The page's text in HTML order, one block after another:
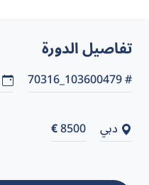
تفاصيل الدورة
# 103600479_70316
دبي 8500
€